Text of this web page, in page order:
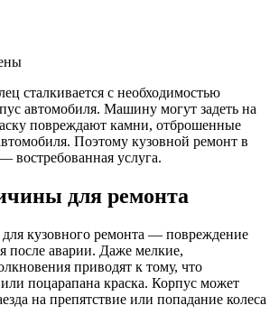
сталкивается с необходимостью
автомобиля. Машину могут задеть на
повреждают камни, отброшенные
Поэтому кузовной ремонт в
востребованная услуга.
для ремонта
кузовного ремонта — повреждение
после аварии. Даже мелкие,
приводят к тому, что
поцарапана краска. Корпус может
на препятствие или попадание колеса